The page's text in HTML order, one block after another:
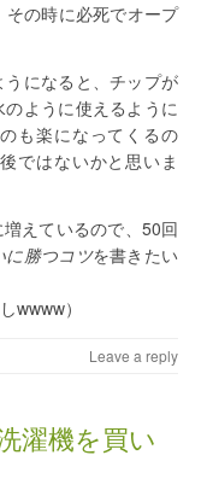
の時に必死でオープ
になると、チップが
ように使えるように
も楽になってくるの
ではないかと思いま
えているので、50回
に勝つコツを書きたい
wwww）
Leave a reply
濯機を買い